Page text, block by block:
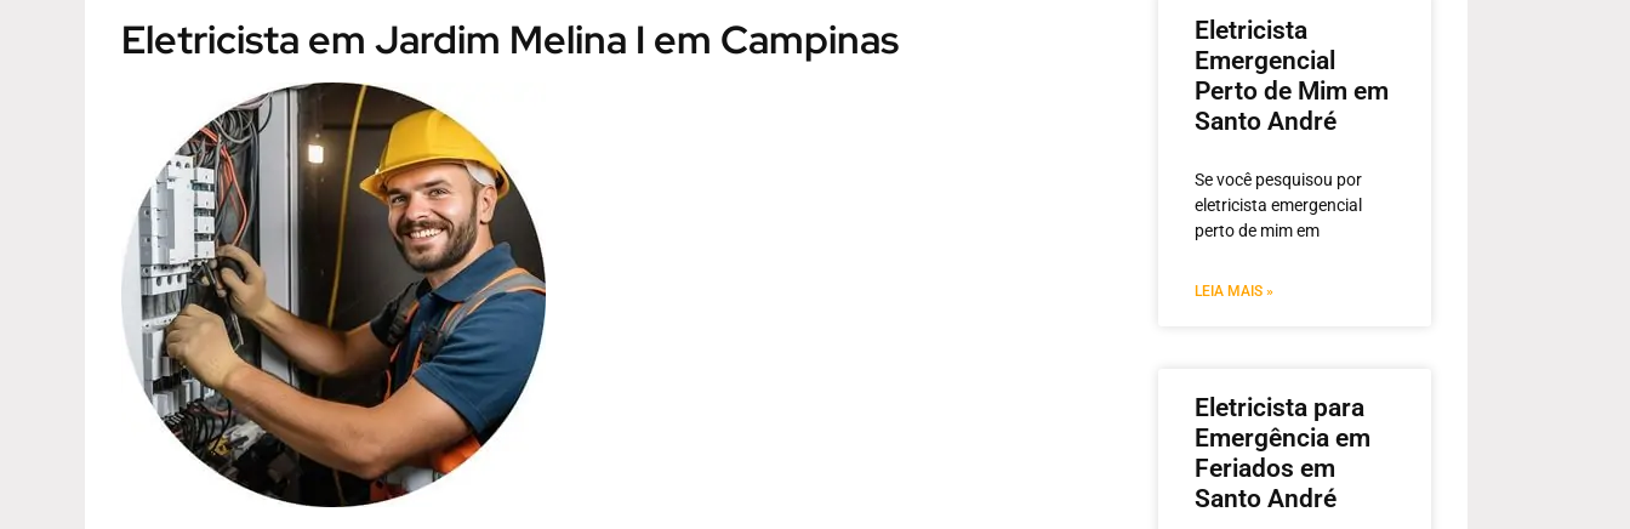
Eletricista em Jardim Melina I em Campinas
Eletricista
Emergencial
Perto de Mim em
Santo André
Se você pesquisou por
eletricista emergencial
perto de mim em
LEIA MAIS »
Eletricista para
Emergência em
Feriados em
Santo André